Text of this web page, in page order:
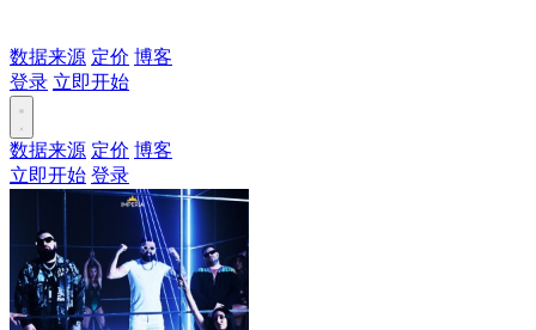
数据来源 定价 博客
登录 立即开始
数据来源 定价 博客
立即开始 登录